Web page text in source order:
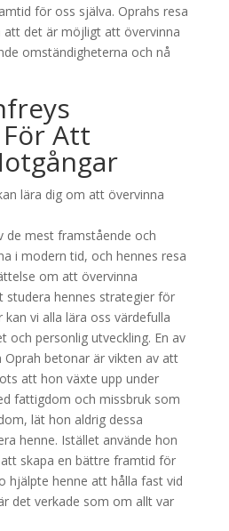
för oss själva. Oprahs resa
att det är möjligt att övervinna
omständigheterna och nå
Att
de mest framstående och
i modern tid, och hennes resa
om att övervinna
studera hennes strategier för
vi alla lära oss värdefulla
och personlig utveckling. En av
betonar är vikten av att
att hon växte upp under
fattigdom och missbruk som
lät hon aldrig dessa
henne. Istället använde hon
skapa en bättre framtid för
hjälpte henne att hålla fast vid
det verkade som om allt var